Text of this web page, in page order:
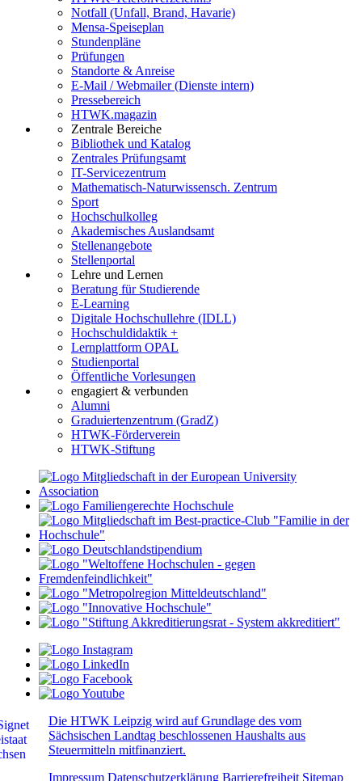
Notfall (Unfall, Brand, Havarie)
Mensa-Speiseplan
Stundenpläne
Prüfungen
Standorte & Anreise
E-Mail / Webmailer (Dienste intern)
Pressebereich
HTWK.magazin
Zentrale Bereiche
Bibliothek und Katalog
Zentrales Prüfungsamt
IT-Servicezentrum
Mathematisch-Naturwissensch. Zentrum
Sport
Hochschulkolleg
Akademisches Auslandsamt
Stellenangebote
Stellenportal
Lehre und Lernen
Beratung für Studierende
E-Learning
Digitale Hochschullehre (IDLL)
Hochschuldidaktik +
Lernplattform OPAL
Studienportal
Öffentliche Vorlesungen
engagiert & verbunden
Alumni
Graduiertenzentrum (GradZ)
HTWK-Förderverein
HTWK-Stiftung
Die HTWK Leipzig wird auf Grundlage des vom
Sächsischen Landtag beschlossenen Haushalts aus
Steuermitteln mitfinanziert.
Impressum Datenschutzerklärung Barrierefreiheit Sitemap